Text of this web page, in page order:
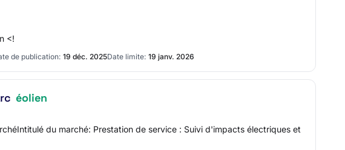
<!
de publication: 19 déc. 2025Date limite: 19 janv. 2026
éolien
du marché: Prestation de service : Suivi d'impacts électriques et